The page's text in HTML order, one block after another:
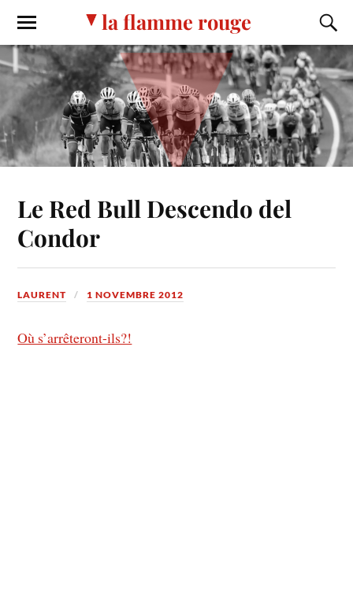
la flamme rouge
Le Red Bull Descendo del
Condor
LAURENT 1 NOVEMBRE 2012
Où s’arrêteront-ils?!